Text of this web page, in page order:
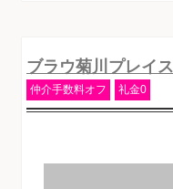
ブラウ菊川プレイス
仲介手数料オフ 礼金0